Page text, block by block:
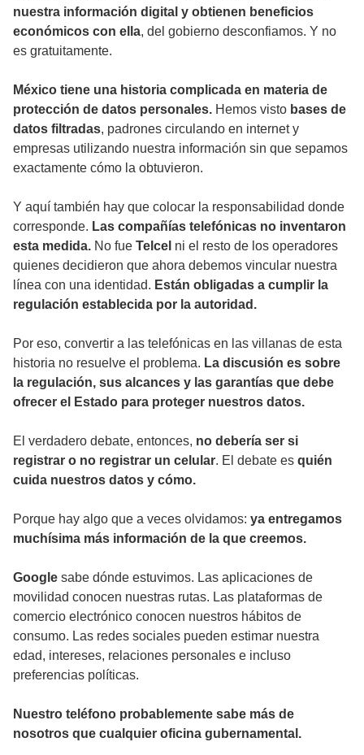
nuestra información digital y obtienen beneficios
económicos con ella, del gobierno desconfiamos. Y no
es gratuitamente.
México tiene una historia complicada en materia de
protección de datos personales. Hemos visto bases de
datos filtradas, padrones circulando en internet y
empresas utilizando nuestra información sin que sepamos
exactamente cómo la obtuvieron.
Y aquí también hay que colocar la responsabilidad donde
corresponde. Las compañías telefónicas no inventaron
esta medida. No fue Telcel ni el resto de los operadores
quienes decidieron que ahora debemos vincular nuestra
línea con una identidad. Están obligadas a cumplir la
regulación establecida por la autoridad.
Por eso, convertir a las telefónicas en las villanas de esta
historia no resuelve el problema. La discusión es sobre
la regulación, sus alcances y las garantías que debe
ofrecer el Estado para proteger nuestros datos.
El verdadero debate, entonces, no debería ser si
registrar o no registrar un celular. El debate es quién
cuida nuestros datos y cómo.
Porque hay algo que a veces olvidamos: ya entregamos
muchísima más información de la que creemos.
Google sabe dónde estuvimos. Las aplicaciones de
movilidad conocen nuestras rutas. Las plataformas de
comercio electrónico conocen nuestros hábitos de
consumo. Las redes sociales pueden estimar nuestra
edad, intereses, relaciones personales e incluso
preferencias políticas.
Nuestro teléfono probablemente sabe más de
nosotros que cualquier oficina gubernamental.